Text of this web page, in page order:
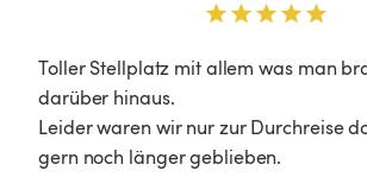
Toller Stellplatz mit allem was man
darüber hinaus.
Leider waren wir nur zur Durchreise
gern noch länger geblieben.